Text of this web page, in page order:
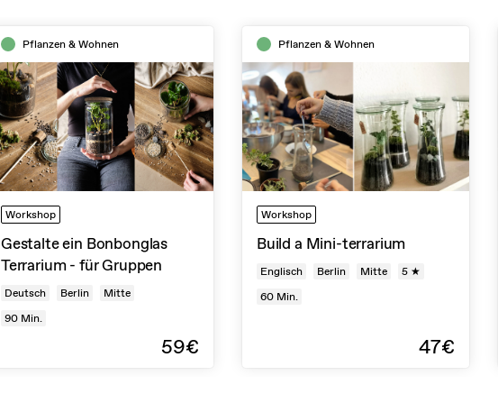
Pflanzen & Wohnen
Workshop
Gestalte ein Bonbonglas
Terrarium - für Gruppen
Deutsch Berlin
Mitte
90 Min.
59€
Pflanzen & Wohnen
Workshop
Build a Mini-terrarium
Englisch Berlin Mitte
5 ★
60 Min.
47€